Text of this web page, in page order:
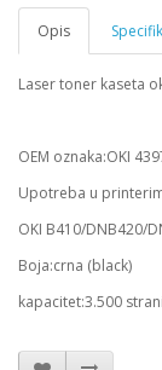
Opis
Laser toner kaseta
OEM oznaka:OKI
Upotreba u
OKI B410/DNB420/
Boja:crna (black)
kapacitet:3.500